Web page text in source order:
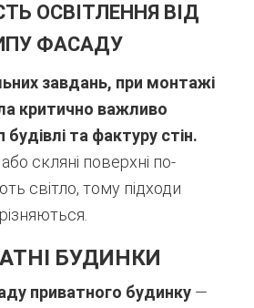
ОСВІТЛЕННЯ ВІД
ФАСАДУ
завдань, при монтажі
критично важливо
та фактуру стін.
скляні поверхні по-
світло, тому підходи
БУДИНКИ
приватного будинку —